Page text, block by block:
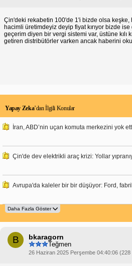
Çin'deki rekabetin 100'de 1'i bizde olsa keşke,
hacimli üretimdeyiz deyip fiyat kırıyor bizde
geçerim diyen bir vergi sistemi var, üstüne kılı
getiren distribütörler varken ancak haberini
Yapay Zeka’dan İlgili Konular
İran, ABD’nin uçan komuta merkezini yok
Çin'de dev elektrikli araç krizi: Yollar
Avrupa'da kaleler bir bir düşüyor: Ford,
B bkaragorn
Teğmen
26 Haziran 2025 Perşembe 04:40:06 (228